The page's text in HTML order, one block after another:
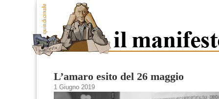
L’amaro esito del 26 maggio
1 Giugno 2019